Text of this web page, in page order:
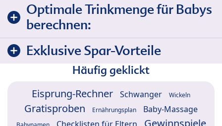
Optimale Trinkmenge für Babys
berechnen:
Exklusive Spar-Vorteile
Häufig geklickt
Eisprung-Rechner Schwanger Wickeln
Gratisproben Ernährungsplan Baby-Massage
Gewinnspiele